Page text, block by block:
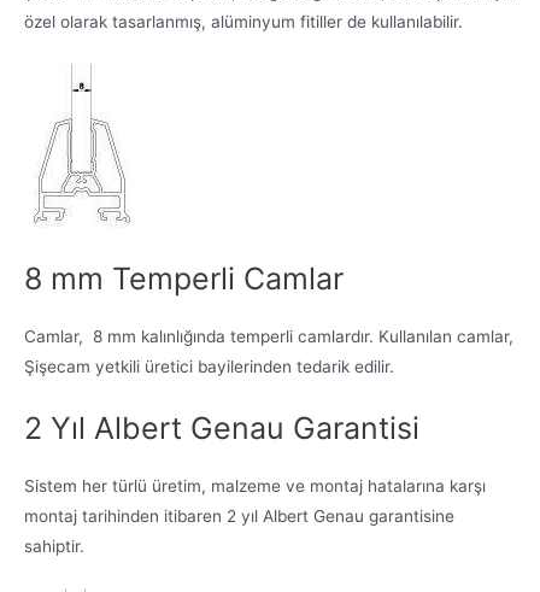
özel olarak tasarlanmış, alüminyum fitiller de kullanılabilir.
8 mm Temperli Camlar
Camlar, 8 mm kalınlığında temperli camlardır. Kullanılan camlar,
Şişecam yetkili üretici bayilerinden tedarik edilir.
2 Yıl Albert Genau Garantisi
Sistem her türlü üretim, malzeme ve montaj hatalarına karşı
montaj tarihinden itibaren 2 yıl Albert Genau garantisine
sahiptir.